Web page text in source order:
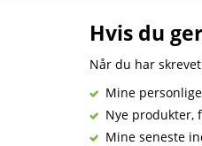
Hvis du
Når du har
Mine
Nye produkter,
Mine seneste